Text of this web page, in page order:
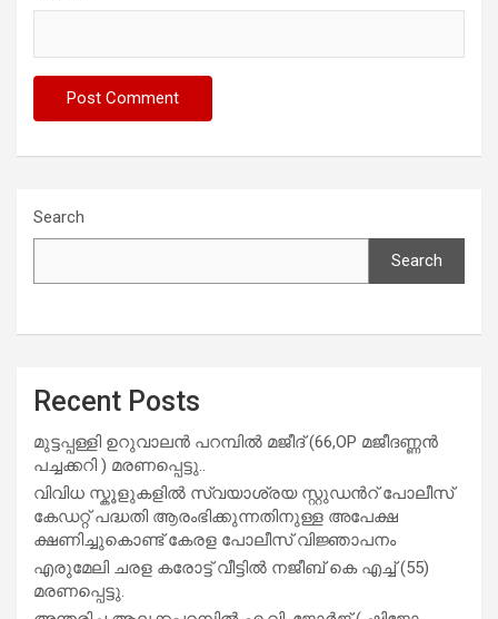
Search
Search
Recent Posts
മുട്ടപ്പള്ളി ഉറുവാലൻ പറമ്പിൽ മജീദ് (66,OP മജീദണ്ണൻ
പച്ചക്കറി ) മരണപ്പെട്ടു..
വിവിധ സ്കൂളുകളില്‍ സ്വയാശ്രയ സ്റ്റുഡന്‍റ് പോലീസ്
കേഡറ്റ് പദ്ധതി ആരംഭിക്കുന്നതിനുള്ള അപേക്ഷ
ക്ഷണിച്ചുകൊണ്ട് കേരള പോലീസ് വിജ്ഞാപനം
എരുമേലി ചരള കരോട്ട് വീട്ടിൽ നജീബ് കെ എച്ച് (55)
മരണപ്പെട്ടു.